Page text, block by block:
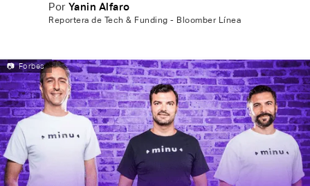
Por Yanin Alfaro
Reportera de Tech & Funding - Bloomber Línea
📷 Forbes